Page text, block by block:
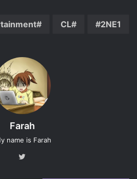
2NE1
CL
Farah
name is Farah.